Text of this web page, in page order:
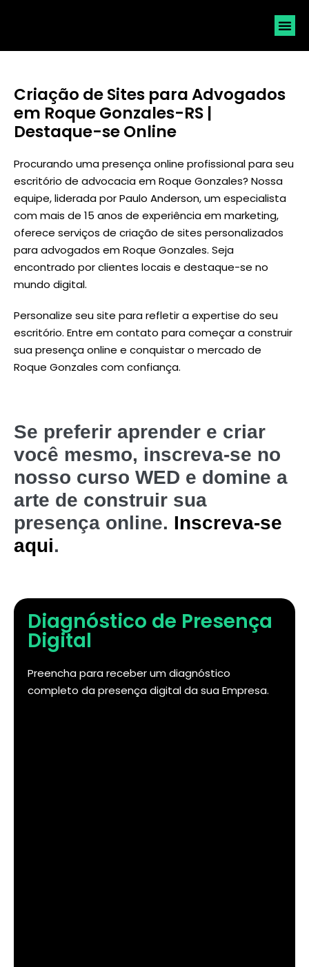
Criação de Sites para Advogados
em Roque Gonzales-RS |
Destaque-se Online
Procurando uma presença online profissional para seu
escritório de advocacia em Roque Gonzales? Nossa
equipe, liderada porPaulo Anderson, um especialista
com mais de 15 anos de experiência em marketing,
oferece serviços de criação de sites personalizados
para advogados em Roque Gonzales. Seja
encontrado por clientes locais e destaque-se no
mundo digital.
Personalize seu site para refletir a expertise do seu
escritório. Entre em contato para começar a construir
sua presença online e conquistar o mercado de
Roque Gonzales com confiança.
Se preferir aprender e criar
você mesmo, inscreva-se no
nosso curso WED e domine a
arte de construir sua
presença online. Inscreva-se
aqui.
Diagnóstico de Presença
Digital
Preencha para receber um diagnóstico
completo da presença digital da sua Empresa.